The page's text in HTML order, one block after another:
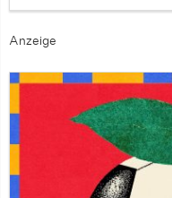
Anzeige